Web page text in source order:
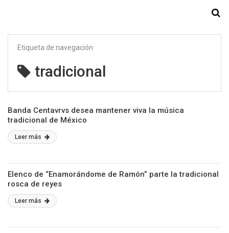
Etiqueta de navegación
tradicional
Banda Centavrvs desea mantener viva la música
tradicional de México
Leer más
Elenco de “Enamorándome de Ramón” parte la tradicional
rosca de reyes
Leer más